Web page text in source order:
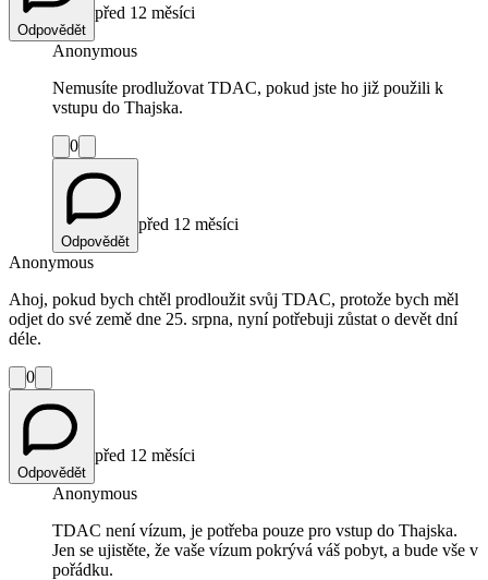
Odpovědět
před 12 měsíci
Anonymous
Nemusíte prodlužovat TDAC, pokud jste ho již použili k
vstupu do Thajska.
0
Odpovědět
před 12 měsíci
Anonymous
Ahoj, pokud bych chtěl prodloužit svůj TDAC, protože bych měl
odjet do své země dne 25. srpna, nyní potřebuji zůstat o devět dní
déle.
0
Odpovědět
před 12 měsíci
Anonymous
TDAC není vízum, je potřeba pouze pro vstup do Thajska.
Jen se ujistěte, že vaše vízum pokrývá váš pobyt, a bude vše v
pořádku.